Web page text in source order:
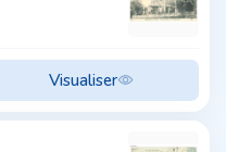
Visualiser